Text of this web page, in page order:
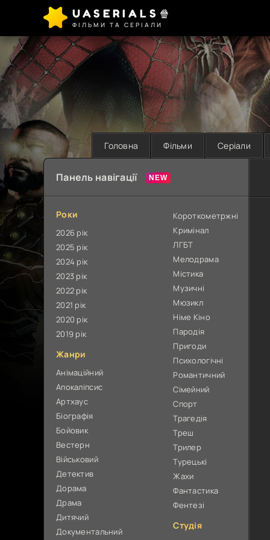
UASERIALS🍿
ФІЛЬМИ ТА СЕРІАЛИ
Головна Фільми Серіали
Панель навігації
Роки
2026 рік
2025 рік
2024 рік
2023 рік
2022 рік
2021 рік
2020 рік
2019 рік
Жанри
Анімаційний
Апокаліпсис
Артхаус
Біографія
Бойовик
Вестерн
Військовий
Детектив
Дорама
Драма
Дитячий
Документальний
Короткометржні
Кримінал
ЛГБТ
Мелодрама
Містика
Музичні
Мюзикл
Німе Кіно
Пародія
Пригоди
Психологічні
Романтичний
Сімейний
Спорт
Трагедія
Треш
Трилер
Турецькі
Жахи
Фантастика
Фентезі
Студія